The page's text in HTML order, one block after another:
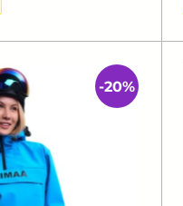
-20%